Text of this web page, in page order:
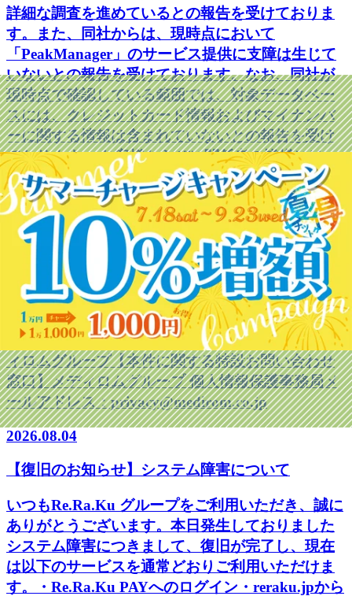
詳細な調査を進めているとの報告を受けておりま
す。また、同社からは、現時点において
「PeakManager」のサービス提供に支障は生じて
いないとの報告を受けております。なお、同社が
現時点で確認している範囲では、対象データベー
スには、クレジットカード情報およびマイナンバ
ーに関する情報は含まれていないとの報告を受け
ております。 お客様ならびに関係者の皆様には、
多大なるご心配とご迷惑をおかけしておりますこ
とを、心よりお詫び申し上げます。 当グループで
は、引き続き株式会社EPARKリラク＆エステと緊
密に連携し、影響範囲の確認および情報収集に努
めるとともに、新たな事実が判明した場合には速
やかにお知らせいたします。 なお、本件に関する
株式会社EPARKリラク＆エステの公表内容につき
ましては、同社Webサイトをご確認ください。（
https://www.epark-relax.co.jp/） 2026年8月4日メデ
ィロムグループ【本件に関する特設お問い合わせ
窓口】メディロムグループ 個人情報保護事務局メ
ールアドレス：privacy@medirom.co.jp
2026.08.04
【復旧のお知らせ】システム障害について
いつもRe.Ra.Ku グループをご利用いただき、誠に
ありがとうございます。本日発生しておりました
システム障害につきまして、復旧が完了し、現在
は以下のサービスを通常どおりご利用いただけま
す。・Re.Ra.Ku PAYへのログイン・reraku.jpから